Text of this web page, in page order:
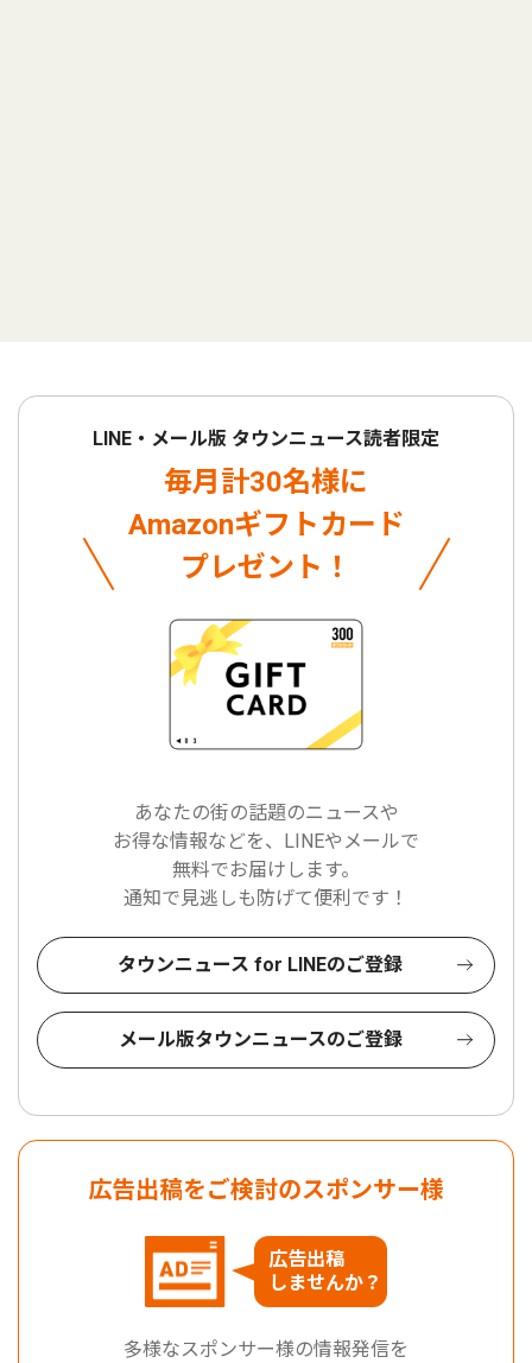
LINE・メール版 タウンニュース読者限定
毎月計30名様に
Amazonギフトカード
プレゼント！
あなたの街の話題のニュースや
お得な情報などを、LINEやメールで
無料でお届けします。
通知で見逃しも防げて便利です！
タウンニュース for LINEのご登録
メール版タウンニュースのご登録
広告出稿をご検討のスポンサー様
広告出稿
しませんか？
多様なスポンサー様の情報発信を